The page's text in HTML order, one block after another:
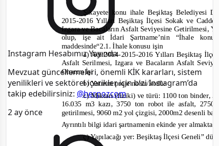
Instagram Hesabımız Yayında
Mevzuat güncellemeleri, önemli KİK kararları, sistem
yenilikleri ve sektörel içerikler için bizi Instagram’da
takip edebilirsiniz: @herpozcom
2 ay önce
Şikayete konu ihale Beşiktaş Belediyesi
2015-2016 Yılları Beşiktaş İlçesi Sokak ve
Izgara ve Bacaların Asfalt Seviyesine Getirilmesi,
olup, işe ait İdari Şartname’nin “İhale
maddesinde“2.1. İhale konusu işin
a) Adı:2014-2015-2016 Yılları Beşiktaş
Asfalt Serilmesi, Izgara ve Bacaların Asfalt
Onarım İşi
b) Yatırım proje no'su/kodu:
c) Miktarı (fiziki) ve türü: 1100 ton binder,
16.035 m3 kazı, 3750 ton robot ile asfalt,
getirilmesi, 9060 m2 yol çizgisi, 2000m2 desenli
Ayrıntılı bilgi idari şartnamenin ekinde yer
ç) Yapılacağı yer: Beşiktaş İlçesi Geneli”